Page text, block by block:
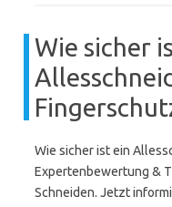
Wie sicher
Wie sicher ist ein
Expertenbewertung &
Schneiden. Jetzt